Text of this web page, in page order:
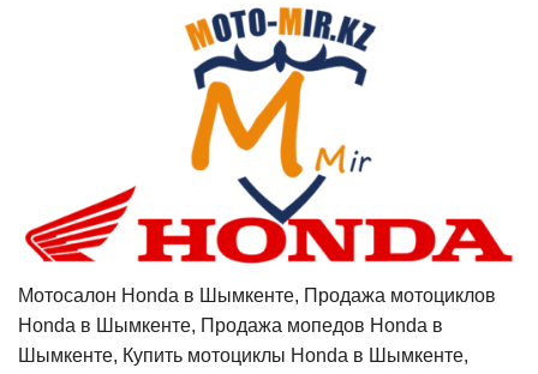
Мотосалон Honda в Шымкенте, Продажа мотоциклов
Honda в Шымкенте, Продажа мопедов Honda в
Шымкенте, Купить мотоциклы Honda в Шымкенте,